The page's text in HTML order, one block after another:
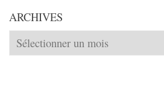
ARCHIVES
Archives